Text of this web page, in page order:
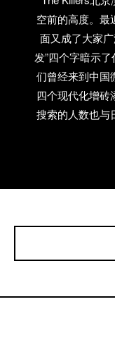
空前的高度。最
面又成了大家
发”四个字暗示
们曾经来到中国
四个现代化增砖
搜索的人数也与